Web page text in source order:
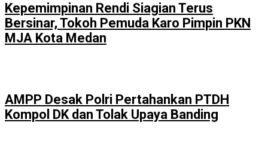
Kepemimpinan Rendi Siagian Terus
Bersinar, Tokoh Pemuda Karo Pimpin PKN
MJA Kota Medan
AMPP Desak Polri Pertahankan PTDH
Kompol DK dan Tolak Upaya Banding